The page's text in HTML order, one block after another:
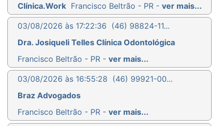
Clínica.Work Francisco Beltrão - PR - ver mais...
03/08/2026 às 17:22:36 (46) 98824-11...
Dra. Josiqueli Telles Clínica Odontológica
Francisco Beltrão - PR - ver mais...
03/08/2026 às 16:55:28 (46) 99921-00...
Braz Advogados
Francisco Beltrão - PR - ver mais...